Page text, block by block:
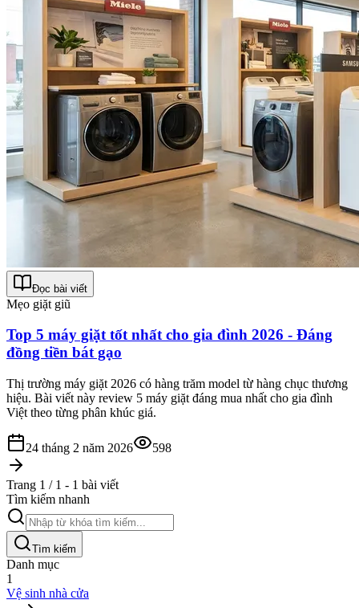
Đọc bài viết
Mẹo giặt giũ
Top 5 máy giặt tốt nhất cho gia đình 2026 - Đáng
đồng tiền bát gạo
Thị trường máy giặt 2026 có hàng trăm model từ hàng chục thương
hiệu. Bài viết này review 5 máy giặt đáng mua nhất cho gia đình
Việt theo từng phân khúc giá.
24 tháng 2 năm 2026 598
Trang 1 / 1 - 1 bài viết
Tìm kiếm nhanh
Tìm kiếm
Danh mục
1
Vệ sinh nhà cửa